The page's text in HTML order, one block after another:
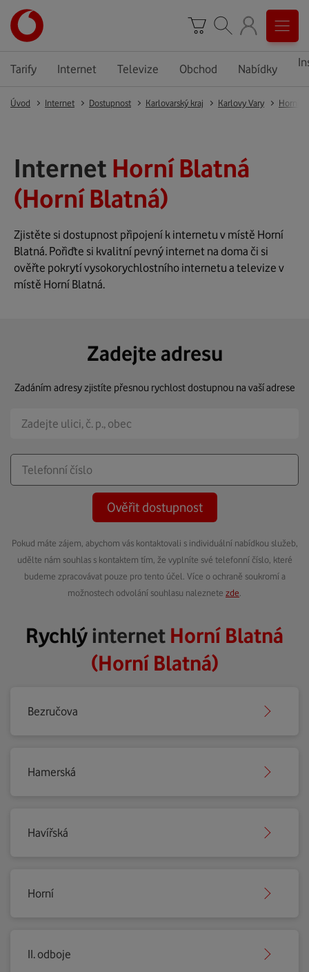
Tarify Internet Televize Obchod Nabídky
Úvod Internet Dostupnost Karlovarský kraj Karlovy Vary Horní
Internet Horní Blatná
(Horní Blatná)
Zjistěte si dostupnost připojení k internetu v místě Horní
Blatná. Pořiďte si kvalitní pevný internet na doma či si
ověřte pokrytí vysokorychlostního internetu a televize v
místě Horní Blatná.
Zadejte adresu
Zadáním adresy zjistíte přesnou rychlost dostupnou na vaší adrese
Ověřit dostupnost
Pokud máte zájem, abychom vás kontaktovali s individuální nabídkou služeb,
udělte nám souhlas s kontaktem tím, že vyplníte své telefonní číslo, které
budeme zpracovávat pouze pro tento účel. Více o ochraně soukromí a
možnostech odvolání souhlasu naleznete zde
Rychlýinternet Horní Blatná
(Horní Blatná)
Bezručova
Hamerská
Havířská
Horní
II. odboje